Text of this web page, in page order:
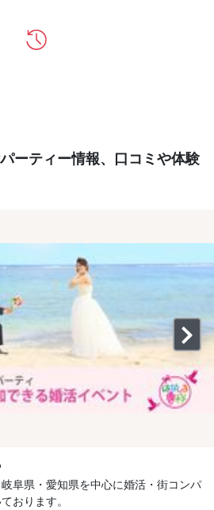
ーティー情報、口コミや体験
阜県・愛知県を中心に婚活・街コンパ
おります。